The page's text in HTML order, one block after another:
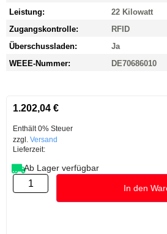
Leistung:
22 Kilowatt
Zugangskontrolle:
RFID
Überschussladen:
Ja
WEEE-Nummer:
DE70686010
1.202,04 €
Enthält 0% Steuer
zzgl. Versand
Lieferzeit:
Ab Lager verfügbar
In den